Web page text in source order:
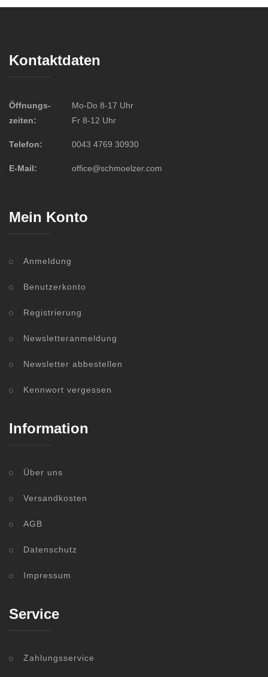
Kontaktdaten
Öffnungs-
zeiten:
Mo-Do 8-17 Uhr
Fr 8-12 Uhr
Telefon: 0043 4769 30930
E-Mail: office@schmoelzer.com
Mein Konto
Anmeldung
Benutzerkonto
Registrierung
Newsletteranmeldung
Newsletter abbestellen
Kennwort vergessen
Information
Über uns
Versandkosten
AGB
Datenschutz
Impressum
Service
Zahlungsservice